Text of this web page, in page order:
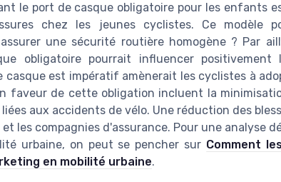
le port de casque obligatoire pour les enfants
chez les jeunes cyclistes. Ce modèle
une sécurité routière homogène ? Par
obligatoire pourrait influencer positivement
casque est impératif amènerait les cyclistes à
faveur de cette obligation incluent la
aux accidents de vélo. Une réduction des
les compagnies d'assurance. Pour une analyse
urbaine, on peut se pencher sur Comment
en mobilité urbaine.